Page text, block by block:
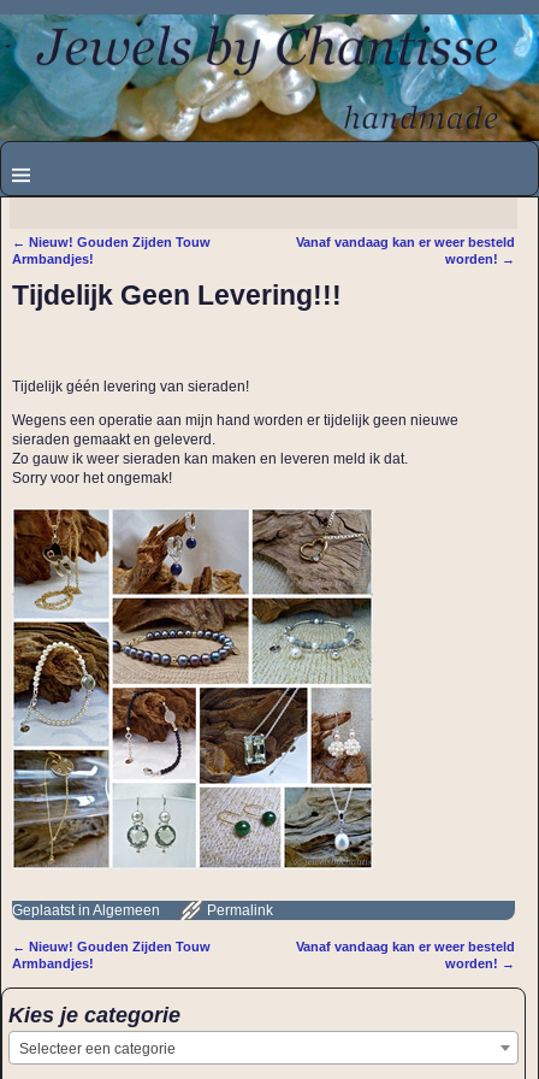
Bericht navigatie
← Nieuw! Gouden Zijden Touw
Armbandjes!
Vanaf vandaag kan er weer besteld
worden! →
Tijdelijk Geen Levering!!!
Tijdelijk géén levering van sieraden!
Wegens een operatie aan mijn hand worden er tijdelijk geen nieuwe
sieraden gemaakt en geleverd.
Zo gauw ik weer sieraden kan maken en leveren meld ik dat.
Sorry voor het ongemak!
Geplaatst in Algemeen Permalink
Bericht navigatie
← Nieuw! Gouden Zijden Touw
Armbandjes!
Vanaf vandaag kan er weer besteld
worden! →
Kies je categorie
Selecteer een categorie